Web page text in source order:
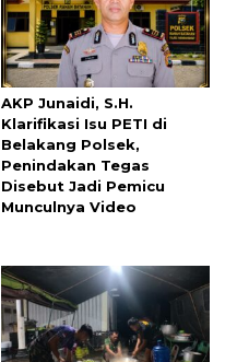
AKP Junaidi, S.H.
Klarifikasi Isu PETI di
Belakang Polsek,
Penindakan Tegas
Disebut Jadi Pemicu
Munculnya Video